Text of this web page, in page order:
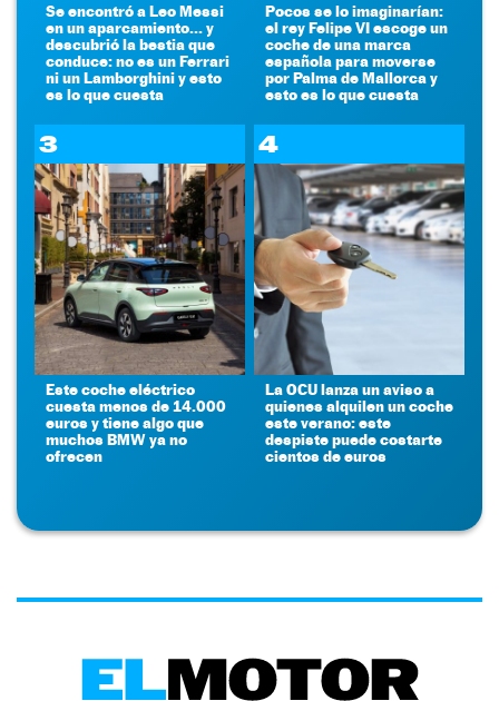
Se encontró a Leo Messi
en un aparcamiento... y
descubrió la bestia que
conduce: no es un Ferrari
ni un Lamborghini y esto
es lo que cuesta
Pocos se lo imaginarían:
el rey Felipe VI escoge un
coche de una marca
española para moverse
por Palma de Mallorca y
esto es lo que cuesta
3
Este coche eléctrico
cuesta menos de 14.000
euros y tiene algo que
muchos BMW ya no
ofrecen
4
La OCU lanza un aviso a
quienes alquilen un coche
este verano: este
despiste puede costarte
cientos de euros